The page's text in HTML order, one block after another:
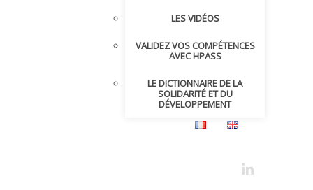
LES VIDÉOS
VALIDEZ VOS COMPÉTENCES
AVEC HPASS
LE DICTIONNAIRE DE LA
SOLIDARITÉ ET DU
DÉVELOPPEMENT